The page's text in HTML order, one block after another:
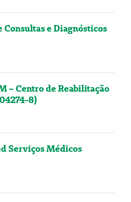
e Diagnósticos
– Centro de Reabilitação
8)
Serviços Médicos